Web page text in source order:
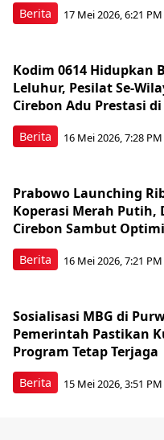
Berita 17 Mei 2026, 6:21 PM
Berita
Kodim 0614 Hidupkan
Leluhur, Pesilat Se-
Cirebon Adu Prestasi
16 Mei 2026, 7:28 PM
Berita
Prabowo Launching
Koperasi Merah Putih,
Cirebon Sambut
16 Mei 2026, 7:21 PM
Berita
Sosialisasi MBG di
Pemerintah Pastikan
Program Tetap Terjaga
15 Mei 2026, 3:51 PM